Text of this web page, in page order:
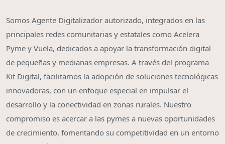
Somos Agente Digitalizador autorizado, integrados en las
principales redes comunitarias y estatales como Acelera
Pyme y Vuela, dedicados a apoyar la transformación digital
de pequeñas y medianas empresas. A través del programa
Kit Digital, facilitamos la adopción de soluciones tecnológicas
innovadoras, con un enfoque especial en impulsar el
desarrollo y la conectividad en zonas rurales. Nuestro
compromiso es acercar a las pymes a nuevas oportunidades
de crecimiento, fomentando su competitividad en un entorno